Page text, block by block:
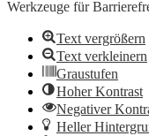
Werkzeuge für
Text vergrößern
Text verkleinern
Graustufen
Hoher Kontrast
Negativer
Heller